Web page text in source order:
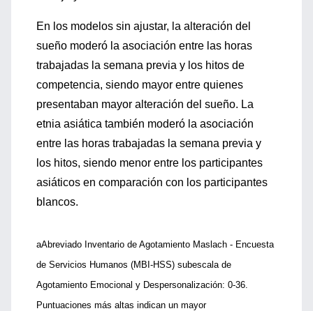
En los modelos sin ajustar, la alteración del
sueño moderó la asociación entre las horas
trabajadas la semana previa y los hitos de
competencia, siendo mayor entre quienes
presentaban mayor alteración del sueño. La
etnia asiática también moderó la asociación
entre las horas trabajadas la semana previa y
los hitos, siendo menor entre los participantes
asiáticos en comparación con los participantes
blancos.
aAbreviado Inventario de Agotamiento Maslach - Encuesta
de Servicios Humanos (MBI-HSS) subescala de
Agotamiento Emocional y Despersonalización: 0-36.
Puntuaciones más altas indican un mayor